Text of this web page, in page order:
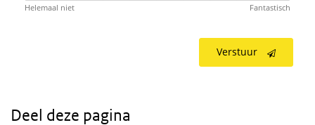
Helemaal niet Fantastisch
Verstuur
Deel deze pagina